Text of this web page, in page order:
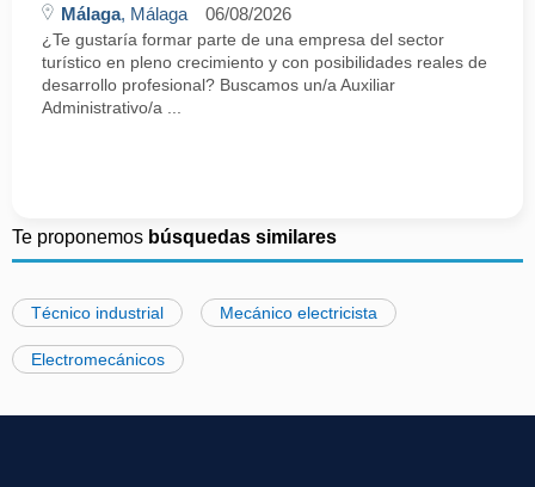
Málaga, Málaga 06/08/2026
¿Te gustaría formar parte de una empresa del sector
turístico en pleno crecimiento y con posibilidades reales de
desarrollo profesional? Buscamos un/a Auxiliar
Administrativo/a ...
Te proponemos búsquedas similares
Técnico industrial Mecánico electricista
Electromecánicos